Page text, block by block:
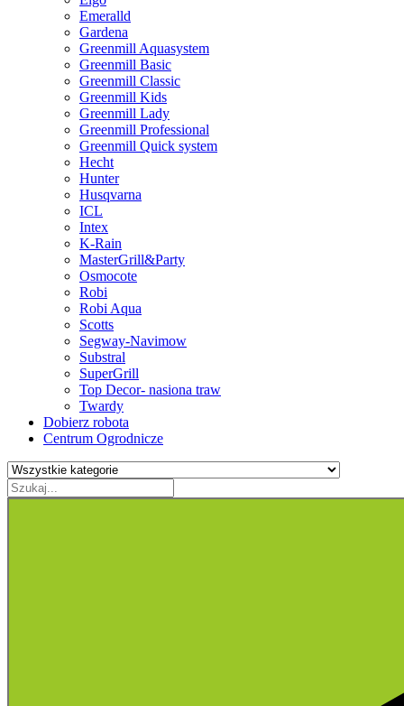
Emeralld
Gardena
Greenmill Aquasystem
Greenmill Basic
Greenmill Classic
Greenmill Kids
Greenmill Lady
Greenmill Professional
Greenmill Quick system
Hecht
Hunter
Husqvarna
ICL
Intex
K-Rain
MasterGrill&Party
Osmocote
Robi
Robi Aqua
Scotts
Segway-Navimow
Substral
SuperGrill
Top Decor- nasiona traw
Twardy
Dobierz robota
Centrum Ogrodnicze